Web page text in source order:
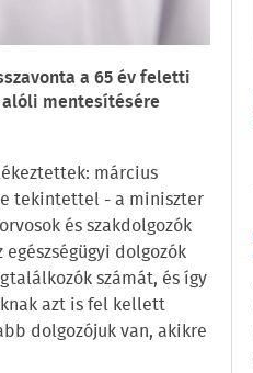
a 65 év feletti
mentesítésére
március
tekintettel - a miniszter
és szakdolgozók
dolgozók
számát, és így
azt is fel kellett
dolgozójuk van, akikre